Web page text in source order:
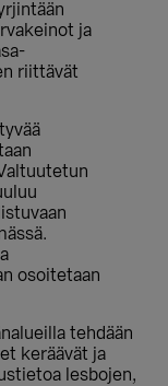
ja
riittävät
osoitetaan
tehdään
keräävät ja
lesbojen,